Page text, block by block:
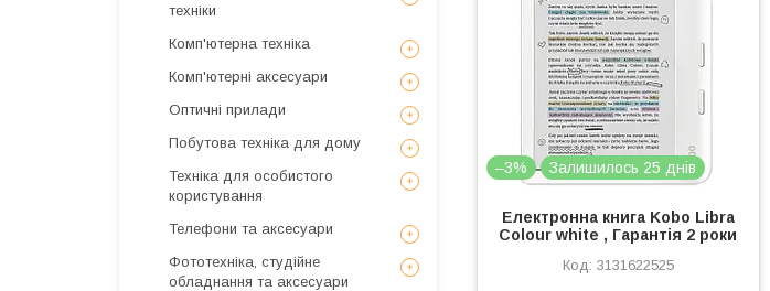
–3% Залишилось 25 днів
Електронна книга Kobo Libra
Colour white , Гарантія 2 роки
3131622525
техніки
Комп'ютерна техніка
Комп'ютерні аксесуари
Оптичні прилади
Побутова техніка для дому
Техніка для особистого
користування
Телефони та аксесуари
Фототехніка, студійне
обладнання та аксесуари